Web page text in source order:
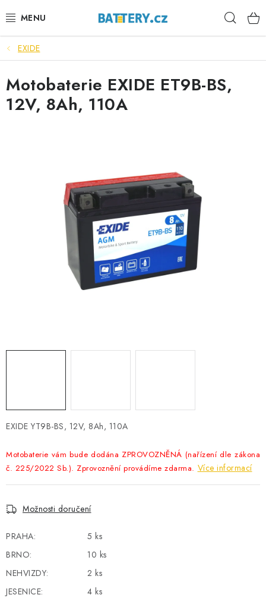
na
VÝHODNÉ SETY
SLUŽBY
AUTOBATERIE
STANIČNÍ BATERIE
BATERIOVÉ BOXY
POWERBANKY
STARTOVACÍ ZDROJE
TESTERY BATERIÍ
BATERIE PRO VYSAVAČE
BATERIE PRO NOUZOVÁ OSVĚTLENÍ
PŘÍSLUŠENSTVÍ
EXIDE
EXIDE YT9B-BS, 12V, 8Ah, 110A
Motobaterie vám bude dodána ZPROVOZNĚNÁ (nařízení dle zákona
č. 225/2022 Sb.). Zprovoznění provádíme zdarma. Více informací
Možnosti doručení
PRAHA:
5 ks
BRNO:
10 ks
NEHVIZDY:
2 ks
JESENICE:
4 ks
Motobaterie EXIDE ET9B-BS,
12V, 8Ah, 110A